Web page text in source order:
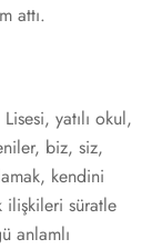
attı.
yatılı okul,
biz, siz,
kendini
ilişkileri süratle
anlamlı